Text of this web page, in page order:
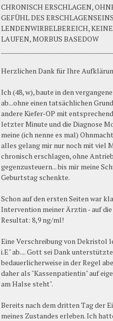
CHRONISCH ERSCHLAGEN,
GEFÜHL DES
LENDENWIRBELBEREICH,
LAUFEN, MORBUS BASEDOW
Herzlichen Dank für Ihre
Ich (48, w), baute in den
ab...ohne einen tatsächlichen
andere Kiefer-OP mit
letzter Minute und die Diagnose
meine (ich nenne es mal)
alles gelang mir nur noch mit viel
chronisch erschlagen, ohne
gegenzusteuern... bis mir meine
Geburtstag schenkte.
Schon auf den ersten Seiten war
Intervention meiner Ärztin - auf
Resultat: 8,9 ng/ml!
Eine Verschreibung von Dekristol
i.E" ab.... Gott sei Dank
bedauerlicherweise in der Regel
daher als "Kassenpatientin" auf
am Halse steht".
Bereits nach dem dritten Tag der
meines Zustandes erleben. Ich